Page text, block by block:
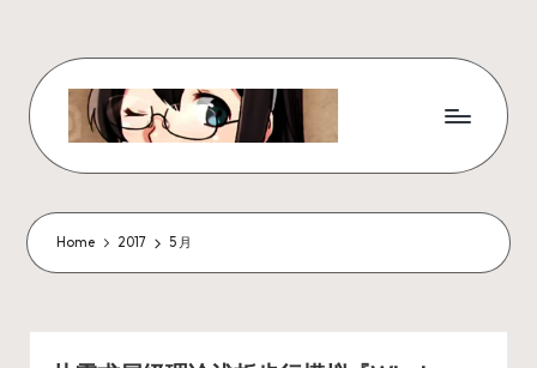
content
W
x
z
ui
r
Home 2017 5 月